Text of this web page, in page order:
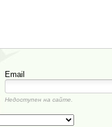
Email
Недоступен на сайте.